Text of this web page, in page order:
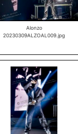
Alonzo
20230309ALZOAL009.jpg